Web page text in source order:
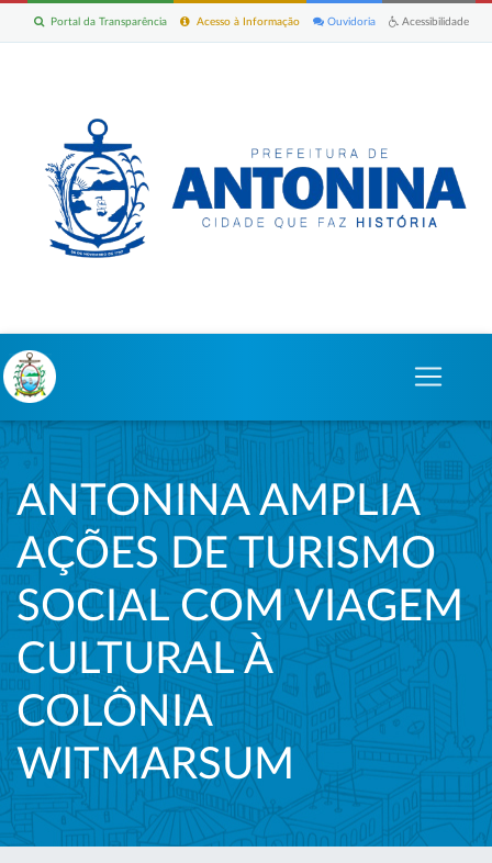
Acessibilidade
Ouvidoria
Acesso à Informação
Portal da Transparência
ANTONINA AMPLIA
AÇÕES DE TURISMO
SOCIAL COM VIAGEM
CULTURAL À
COLÔNIA
WITMARSUM